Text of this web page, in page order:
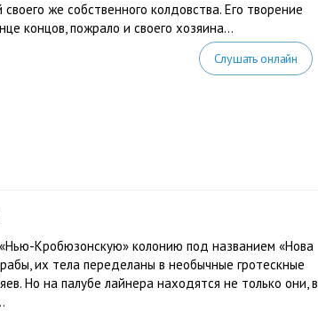
же собственного колдовства. Его творение
концов, пожрало и своего хозяина…
Слушать онлайн
Кробюзонскую» колонию под названием «Нова
их тела переделаны в необычные гротескные
Но на палубе лайнера находятся не только они, в